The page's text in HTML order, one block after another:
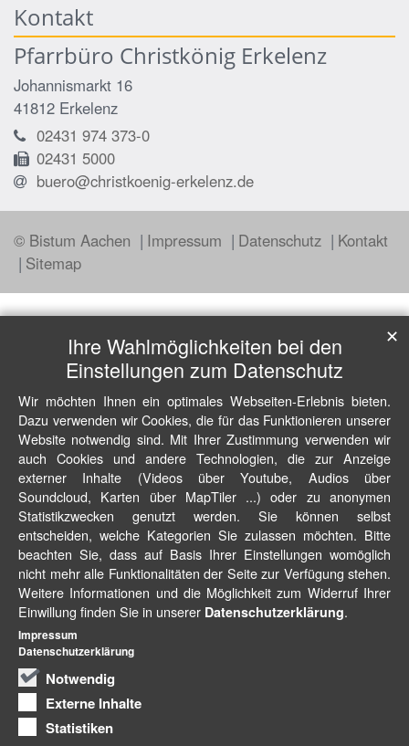
Kontakt
Pfarrbüro Christkönig Erkelenz
Johannismarkt 16
41812 Erkelenz
02431 974 373-0
02431 5000
buero@christkoenig-erkelenz.de
© Bistum Aachen Impressum Datenschutz
Kontakt
Sitemap
Ihre Wahlmöglichkeiten bei den
Einstellungen zum Datenschutz
Wir möchten Ihnen ein optimales Webseiten-Erlebnis bieten.
Dazu verwenden wir Cookies, die für das Funktionieren unserer
Website notwendig sind. Mit Ihrer Zustimmung verwenden wir
auch Cookies und andere Technologien, die zur Anzeige
externer Inhalte (Videos über Youtube, Audios über
Soundcloud, Karten über MapTiler ...) oder zu anonymen
Statistikzwecken genutzt werden. Sie können selbst
entscheiden, welche Kategorien Sie zulassen möchten. Bitte
beachten Sie, dass auf Basis Ihrer Einstellungen womöglich
nicht mehr alle Funktionalitäten der Seite zur Verfügung stehen.
Weitere Informationen und die Möglichkeit zum Widerruf Ihrer
Einwillung finden Sie in unserer Datenschutzerklärung.
Notwendig
Externe Inhalte
Statistiken
✕
Impressum
Datenschutzerklärung